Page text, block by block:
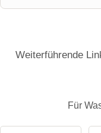
Weiterführende
Für